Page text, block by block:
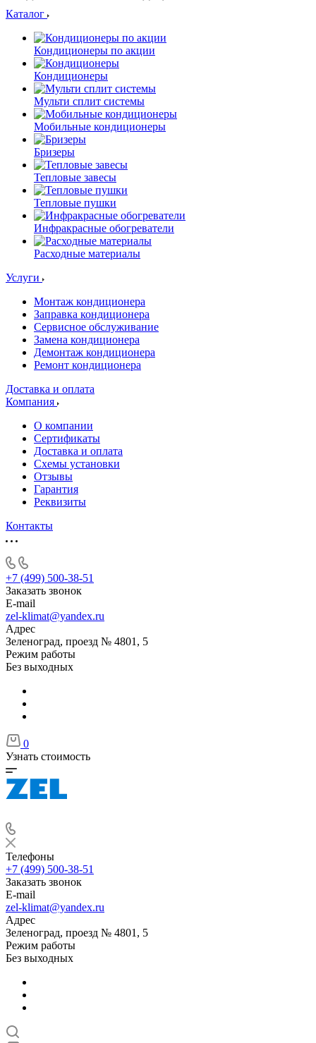
Каталог
Кондиционеры по акции
Кондиционеры
Мульти сплит системы
Мобильные кондиционеры
Бризеры
Тепловые завесы
Тепловые пушки
Инфракрасные обогреватели
Расходные материалы
Услуги
Монтаж кондиционера
Заправка кондиционера
Сервисное обслуживание
Замена кондиционера
Демонтаж кондиционера
Ремонт кондиционера
Доставка и оплата
Компания
О компании
Сертификаты
Доставка и оплата
Схемы установки
Отзывы
Гарантия
Реквизиты
Контакты
+7 (499) 500-38-51
Заказать звонок
E-mail
zel-klimat@yandex.ru
Адрес
Зеленоград, проезд № 4801, 5
Режим работы
Без выходных
0
Узнать стоимость
Телефоны
+7 (499) 500-38-51
Заказать звонок
E-mail
zel-klimat@yandex.ru
Адрес
Зеленоград, проезд № 4801, 5
Режим работы
Без выходных